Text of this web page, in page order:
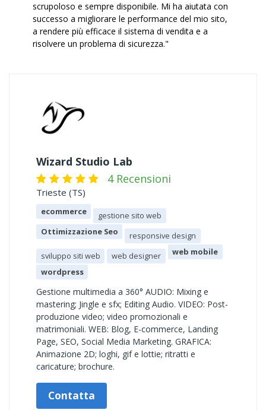
scrupoloso e sempre disponibile. Mi ha aiutata con
successo a migliorare le performance del mio sito,
a rendere più efficace il sistema di vendita e a
risolvere un problema di sicurezza."
Wizard Studio Lab
4 Recensioni
Trieste (TS)
ecommerce
gestione sito web
Ottimizzazione Seo
responsive design
sviluppo siti web
web designer
web mobile
wordpress
Gestione multimedia a 360° AUDIO: Mixing e
mastering; Jingle e sfx; Editing Audio. VIDEO: Post-
produzione video; video promozionali e
matrimoniali. WEB: Blog, E-commerce, Landing
Page, SEO, Social Media Marketing. GRAFICA:
Animazione 2D; loghi, gif e lottie; ritratti e
caricature; brochure.
Contatta